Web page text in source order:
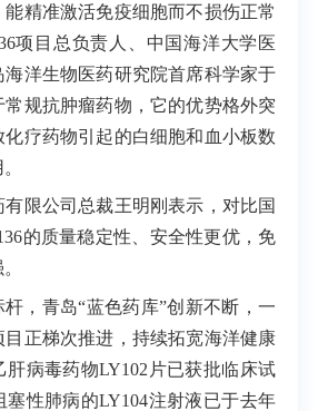
精准激活免疫细胞而不损伤正常
项目总负责人、中国海洋大学医
洋生物医药研究院首席科学家于
常规抗肿瘤药物，它的优势格外突
化疗药物引起的白细胞和血小板数
公司总裁王明刚表示，对比国
的质量稳定性、安全性更优，免
，青岛“蓝色药库”创新不断，一
正梯次推进，持续拓宽海洋健康
肝病毒药物LY102片已获批临床试
塞性肺病的LY104注射液已于去年